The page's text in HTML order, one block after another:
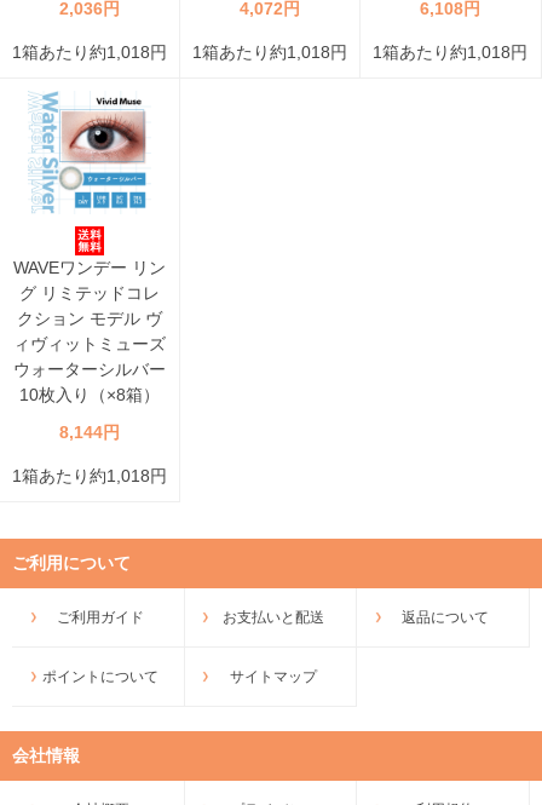
2,036円
1箱あたり約1,018円
4,072円
1箱あたり約1,018円
6,108円
1箱あたり約1,018円
WAVEワンデー リン
グ リミテッドコレ
クション モデル ヴ
ィヴィットミューズ
ウォーターシルバー
10枚入り（×8箱）
8,144円
1箱あたり約1,018円
ご利用について
ご利用ガイド お支払いと配送 返品について
ポイントについて サイトマップ
会社情報